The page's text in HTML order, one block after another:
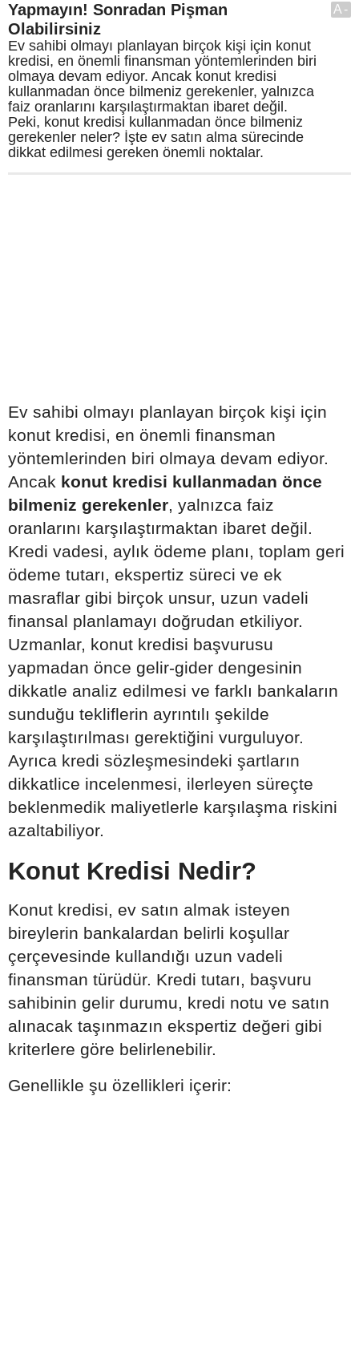
Yapmayın! Sonradan Pişman
Olabilirsiniz
Ev sahibi olmayı planlayan birçok kişi için konut
kredisi, en önemli finansman yöntemlerinden biri
olmaya devam ediyor. Ancak konut kredisi
kullanmadan önce bilmeniz gerekenler, yalnızca
faiz oranlarını karşılaştırmaktan ibaret değil.
Peki, konut kredisi kullanmadan önce bilmeniz
gerekenler neler? İşte ev satın alma sürecinde
dikkat edilmesi gereken önemli noktalar.
A-
Ev sahibi olmayı planlayan birçok kişi için
konut kredisi, en önemli finansman
yöntemlerinden biri olmaya devam ediyor.
Ancak konut kredisi kullanmadan önce
bilmeniz gerekenler, yalnızca faiz
oranlarını karşılaştırmaktan ibaret değil.
Kredi vadesi, aylık ödeme planı, toplam geri
ödeme tutarı, ekspertiz süreci ve ek
masraflar gibi birçok unsur, uzun vadeli
finansal planlamayı doğrudan etkiliyor.
Uzmanlar, konut kredisi başvurusu
yapmadan önce gelir-gider dengesinin
dikkatle analiz edilmesi ve farklı bankaların
sunduğu tekliflerin ayrıntılı şekilde
karşılaştırılması gerektiğini vurguluyor.
Ayrıca kredi sözleşmesindeki şartların
dikkatlice incelenmesi, ilerleyen süreçte
beklenmedik maliyetlerle karşılaşma riskini
azaltabiliyor.
Konut Kredisi Nedir?
Konut kredisi, ev satın almak isteyen
bireylerin bankalardan belirli koşullar
çerçevesinde kullandığı uzun vadeli
finansman türüdür. Kredi tutarı, başvuru
sahibinin gelir durumu, kredi notu ve satın
alınacak taşınmazın ekspertiz değeri gibi
kriterlere göre belirlenebilir.
Genellikle şu özellikleri içerir: